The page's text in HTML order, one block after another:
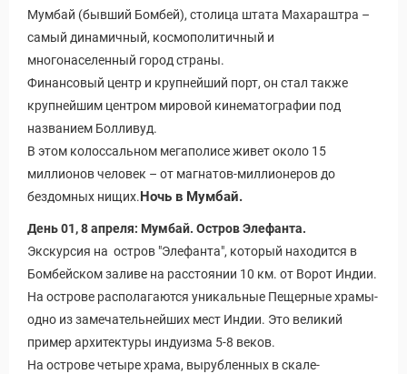
Мумбай (бывший Бомбей), столица штата Махараштра –
самый динамичный, космополитичный и
многонаселенный город страны.
Финансовый центр и крупнейший порт, он стал также
крупнейшим центром мировой кинематографии под
названием Болливуд.
В этом колоссальном мегаполисе живет около 15
миллионов человек – от магнатов-миллионеров до
бездомных нищих.Ночь в Мумбай.
День 01, 8 апреля: Мумбай. Остров Элефанта.
Экскурсия на остров "Элефанта", который находится в
Бомбейском заливе на расстоянии 10 км. от Ворот Индии.
На острове располагаются уникальные Пещерные храмы-
одно из замечательнейших мест Индии. Это великий
пример архитектуры индуизма 5-8 веков.
На острове четыре храма, вырубленных в скале-